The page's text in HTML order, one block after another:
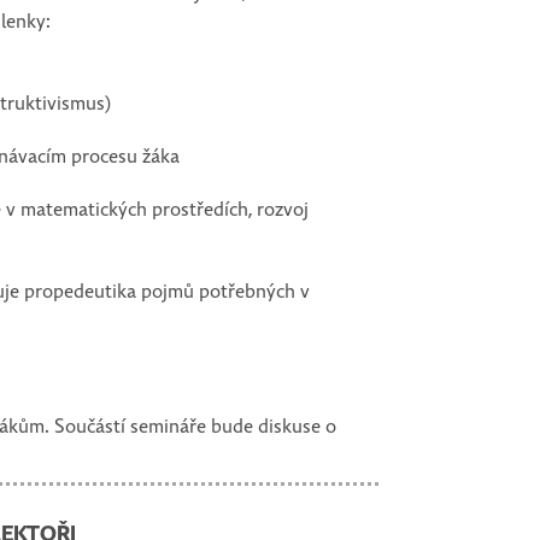
procesu žáka
matematických prostředích, rozvoj
propedeutika pojmů potřebných v
Součástí semináře bude diskuse o